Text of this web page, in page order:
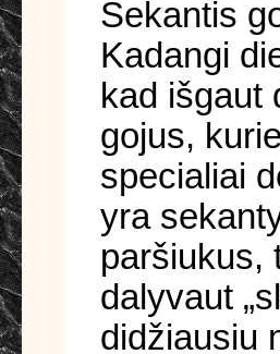
Sekantis
Kadangi
kad išgaut
gojus,
specialiai
yra
paršiukus,
dalyvaut
didžiausiu